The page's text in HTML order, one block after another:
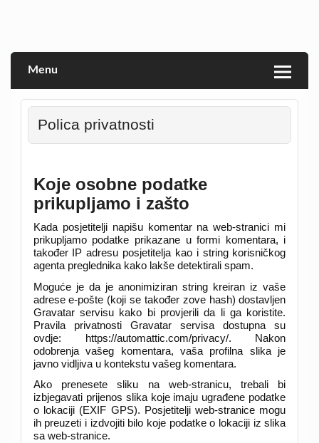
Menu
Polica privatnosti
Koje osobne podatke
prikupljamo i zašto
Kada posjetitelji napišu komentar na web-stranici mi
prikupljamo podatke prikazane u formi komentara, i
također IP adresu posjetitelja kao i string korisničkog
agenta preglednika kako lakše detektirali spam.
Moguće je da je anonimiziran string kreiran iz vaše
adrese e-pošte (koji se također zove hash) dostavljen
Gravatar servisu kako bi provjerili da li ga koristite.
Pravila privatnosti Gravatar servisa dostupna su
ovdje: https://automattic.com/privacy/. Nakon
odobrenja vašeg komentara, vaša profilna slika je
javno vidljiva u kontekstu vašeg komentara.
Ako prenesete sliku na web-stranicu, trebali bi
izbjegavati prijenos slika koje imaju ugrađene podatke
o lokaciji (EXIF GPS). Posjetitelji web-stranice mogu
ih preuzeti i izdvojiti bilo koje podatke o lokaciji iz slika
sa web-stranice.